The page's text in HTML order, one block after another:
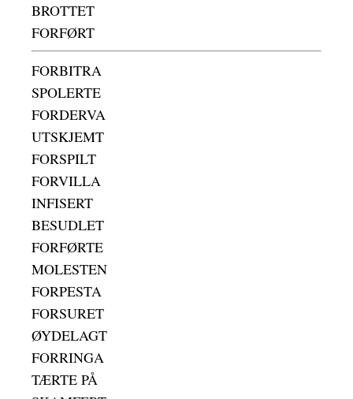
BROTTET
FORFØRT
FORBITRA
SPOLERTE
FORDERVA
UTSKJEMT
FORSPILT
FORVILLA
INFISERT
BESUDLET
FORFØRTE
MOLESTEN
FORPESTA
FORSURET
ØYDELAGT
FORRINGA
TÆRTE PÅ